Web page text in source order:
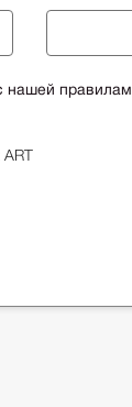
нашей
ART